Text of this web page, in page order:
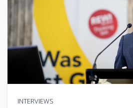
INTERVIEWS